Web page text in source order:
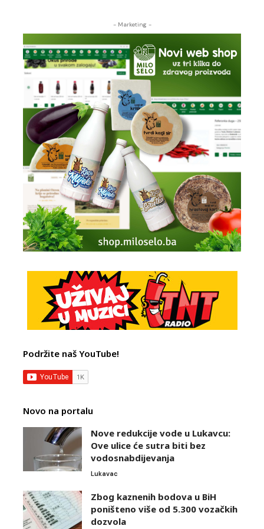
- Marketing -
Podržite naš YouTube!
Novo na portalu
Nove redukcije vode u Lukavcu:
Ove ulice će sutra biti bez
vodosnabdijevanja
Lukavac
Zbog kaznenih bodova u BiH
poništeno više od 5.300 vozačkih
dozvola